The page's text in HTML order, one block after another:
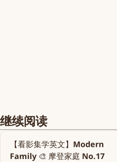
继续阅读
【看影集学英文】Modern
Family 🎨 摩登家庭 No.17